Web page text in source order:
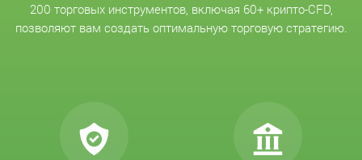
200 торговых инструментов, включая 60+ крипто-CFD,
позволяют вам создать оптимальную торговую стратегию.